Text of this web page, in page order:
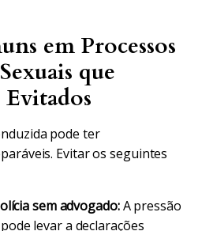
em Processos
que
pode ter
Evitar os seguintes
sem advogado:A pressão
levar a declarações